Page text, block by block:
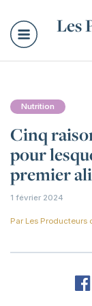
Les
Nutrition
Cinq
pour
premier
1 février 2024
Par Les Producteurs